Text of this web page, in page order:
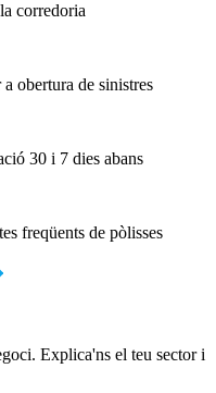
corredoria
obertura de sinistres
30 i 7 dies abans
freqüents de pòlisses
Explica'ns el teu sector i